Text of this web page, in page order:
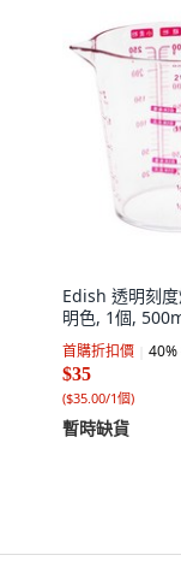
Edish 透明刻
明色, 1個,
首購折扣價 40%
$35
($35.00/1個)
暫時缺貨